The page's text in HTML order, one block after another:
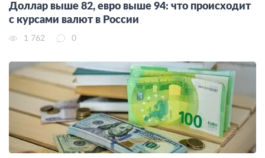
Доллар выше 82, евро выше 94: что происходит
с курсами валют в России
1 762 0